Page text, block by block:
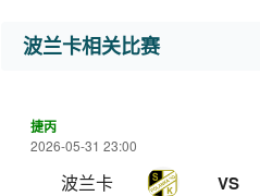
波兰卡相关比赛
捷丙
2026-05-31 23:00
波兰卡 VS